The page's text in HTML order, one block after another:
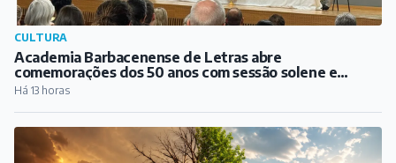
CULTURA
Academia Barbacenense de Letras abre
comemorações dos 50 anos com sessão solene e
lançamento de biografia de Guimarães Rosa
Há 13 horas